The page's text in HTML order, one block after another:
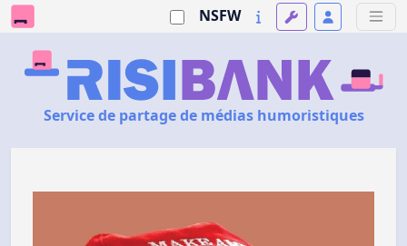
NSFW
Service de partage de médias humoristiques